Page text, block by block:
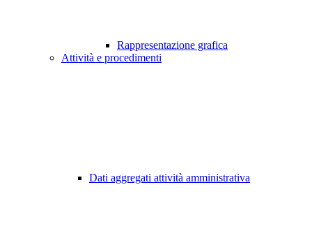
Rappresentazione grafica
Attività e procedimenti
Dati aggregati attività amministrativa